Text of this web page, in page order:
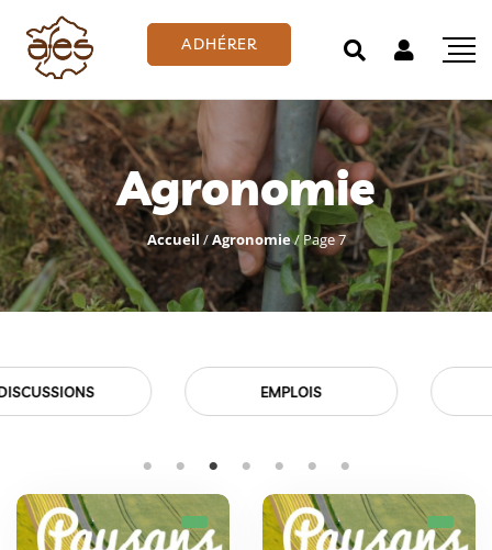
ADHÉRER
Agronomie
Accueil /Agronomie/Page 7
EMPLOIS